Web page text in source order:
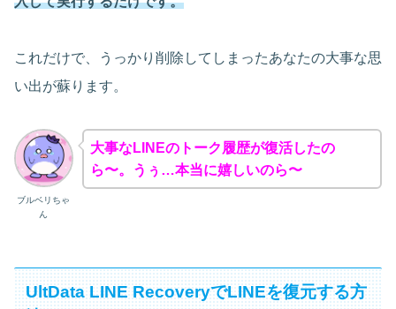
これだけで、うっかり削除してしまったあなたの大事な思
い出が蘇ります。
ブルベリちゃ
ん
大事なLINEのトーク履歴が復活したの
ら〜。うぅ…本当に嬉しいのら〜
UltData LINE RecoveryでLINEを復元する方